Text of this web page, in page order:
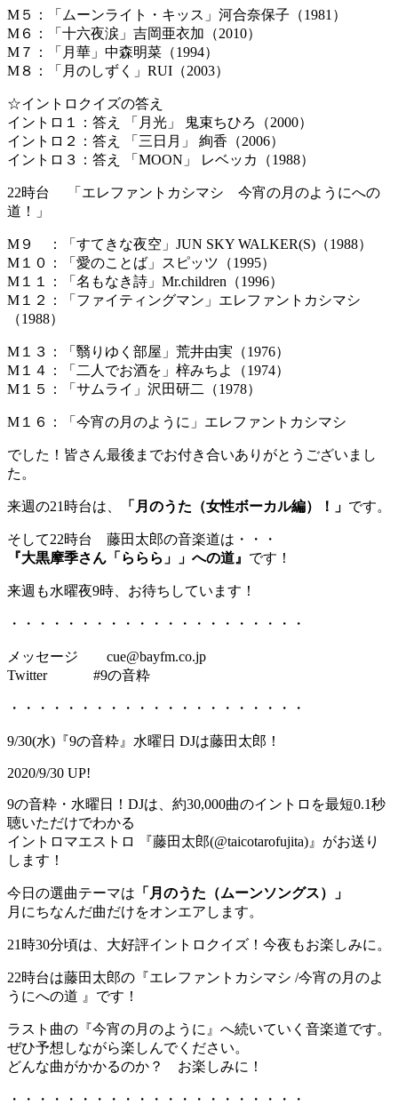
M５：「ムーンライト・キッス」河合奈保子（1981）
M６：「十六夜涙」吉岡亜衣加（2010）
M７：「月華」中森明菜（1994）
M８：「月のしずく」RUI（2003）
☆イントロクイズの答え
イントロ１：答え 「月光」 鬼束ちひろ（2000）
イントロ２：答え 「三日月」 絢香（2006）
イントロ３：答え 「MOON」 レベッカ（1988）
22時台 「エレファントカシマシ 今宵の月のようにへの
道！」
M９ ：「すてきな夜空」JUN SKY WALKER(S)（1988）
M１０：「愛のことば」スピッツ（1995）
M１１：「名もなき詩」Mr.children（1996）
M１２：「ファイティングマン」エレファントカシマシ
（1988）
M１３：「翳りゆく部屋」荒井由実（1976）
M１４：「二人でお酒を」梓みちよ（1974）
M１５：「サムライ」沢田研二（1978）
M１６：「今宵の月のように」エレファントカシマシ
でした！皆さん最後までお付き合いありがとうございまし
た。
来週の21時台は、 「月のうた（女性ボーカル編）！」 です。
そして22時台 藤田太郎の音楽道は・・・
『大黒摩季さん「ららら」」への道』 です！
来週も水曜夜9時、お待ちしています！
・・・・・・・・・・・・・・・・・・・・・
メッセージ cue@bayfm.co.jp
Twitter #9の音粋
・・・・・・・・・・・・・・・・・・・・・
9/30(水)『9の音粋』水曜日 DJは藤田太郎！
2020/9/30 UP!
9の音粋・水曜日！DJは、約30,000曲のイントロを最短0.1秒
聴いただけでわかる
イントロマエストロ 『藤田太郎(@taicotarofujita)』がお送り
します！
今日の選曲テーマは 「月のうた（ムーンソングス）」
月にちなんだ曲だけをオンエアします。
21時30分頃は、大好評イントロクイズ！今夜もお楽しみに。
22時台は藤田太郎の『エレファントカシマシ /今宵の月のよ
うにへの道 』です！
ラスト曲の『今宵の月のように』へ続いていく音楽道です。
ぜひ予想しながら楽しんでください。
どんな曲がかかるのか？ お楽しみに！
・・・・・・・・・・・・・・・・・・・・・